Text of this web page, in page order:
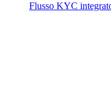
Flusso KYC